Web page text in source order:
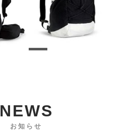
NEWS
お知らせ